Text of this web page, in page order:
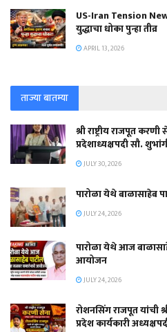
US-Iran Tension
युद्धाचा धोका पुन्हा तीव्र
APRIL 13, 2026
ताज्या बातम्या
श्री राष्ट्रीय राजपूत करणी
प्रदेशाध्यक्षपदी सौ.
JULY 30, 2026
पारोळा येथे बाळासाहेब
JULY 24, 2026
पारोळा येथे आज
आयोजन
JULY 24, 2026
रोशनसिंग राजपूत यांची
प्रदेश कार्यकारी